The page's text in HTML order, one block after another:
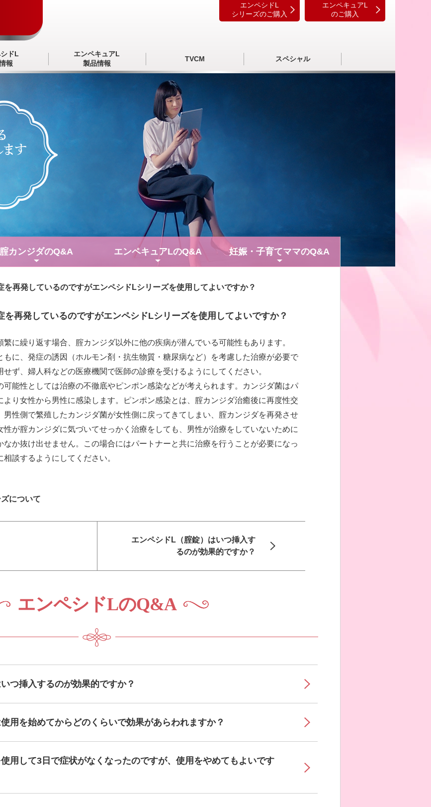
エンペシドL
シリーズのご購入
エンペキュアL
のご購入
ドL
報
エンペキュアL
製品情報
TVCM スペシャル
腟カンジダのQ&A エンペキュアLのQ&A 妊娠・子育てママのQ&A
を再発しているのですがエンペシドLシリーズを使用してよいですか？
を再発しているのですがエンペシドLシリーズを使用してよいですか？
繁に繰り返す場合、腟カンジダ以外に他の疾病が潜んでいる可能性もあります。
もに、発症の誘因（ホルモン剤・抗生物質・糖尿病など）を考慮した治療が必要で
せず、婦人科などの医療機関で医師の診療を受けるようにしてください。
可能性としては治療の不徹底やピンポン感染などが考えられます。カンジダ菌はパ
より女性から男性に感染します。ピンポン感染とは、腟カンジダ治癒後に再度性交
男性側で繁殖したカンジダ菌が女性側に戻ってきてしまい、腟カンジダを再発させ
性が腟カンジダに気づいてせっかく治療をしても、男性が治療をしていないために
なか抜け出せません。この場合にはパートナーと共に治療を行うことが必要になっ
談するようにしてください。
について
エンペシドL（腟錠）はいつ挿入す
るのが効果的ですか？
エンペシドLのQ&A
つ挿入するのが効果的ですか？
用を始めてからどのくらいで効果があらわれますか？
用して3日で症状がなくなったのですが、使用をやめてもよいです